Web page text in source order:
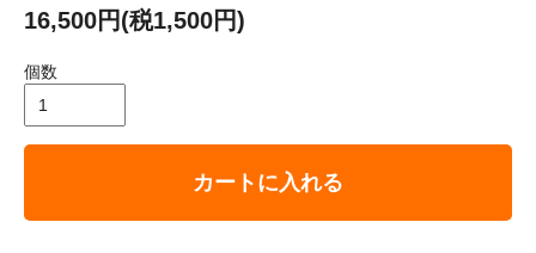
16,500円(税1,500円)
個数
カートに入れる